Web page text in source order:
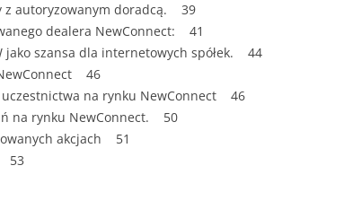
HANDEL
HISTORIA
HOTELARSTWO
LOGISTYKA I TRANSPORT
MARKETING
z autoryzowanym doradcą. 39
dealera NewConnect: 41
jako szansa dla internetowych spółek. 44
46
na rynku NewConnect 46
na rynku NewConnect. 50
akcjach 51
53